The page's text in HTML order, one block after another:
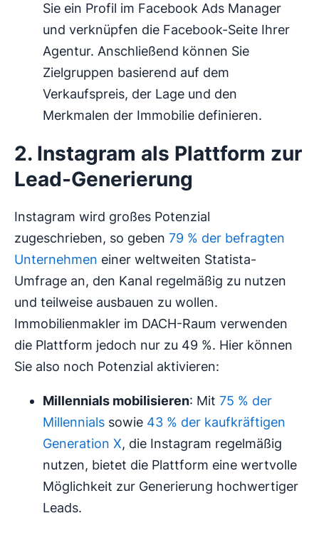
Sie ein Profil im Facebook Ads Manager
und verknüpfen die Facebook-Seite Ihrer
Agentur. Anschließend können Sie
Zielgruppen basierend auf dem
Verkaufspreis, der Lage und den
Merkmalen der Immobilie definieren.
2. Instagram als Plattform zur
Lead-Generierung
Instagram wird großes Potenzial
zugeschrieben, so geben 79 % der befragten
Unternehmen einer weltweiten Statista-
Umfrage an, den Kanal regelmäßig zu nutzen
und teilweise ausbauen zu wollen.
Immobilienmakler im DACH-Raum verwenden
die Plattform jedoch nur zu 49 %. Hier können
Sie also noch Potenzial aktivieren:
Millennials mobilisieren: Mit 75 % der
Millennials sowie 43 % der kaufkräftigen
Generation X, die Instagram regelmäßig
nutzen, bietet die Plattform eine wertvolle
Möglichkeit zur Generierung hochwertiger
Leads.